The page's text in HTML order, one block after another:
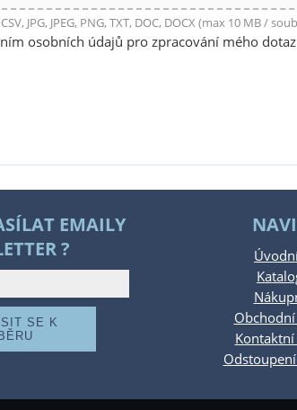
JPG, JPEG, PNG, TXT, DOC, DOCX (max 10 MB /
osobních údajů pro zpracování mého
EMAILY
?